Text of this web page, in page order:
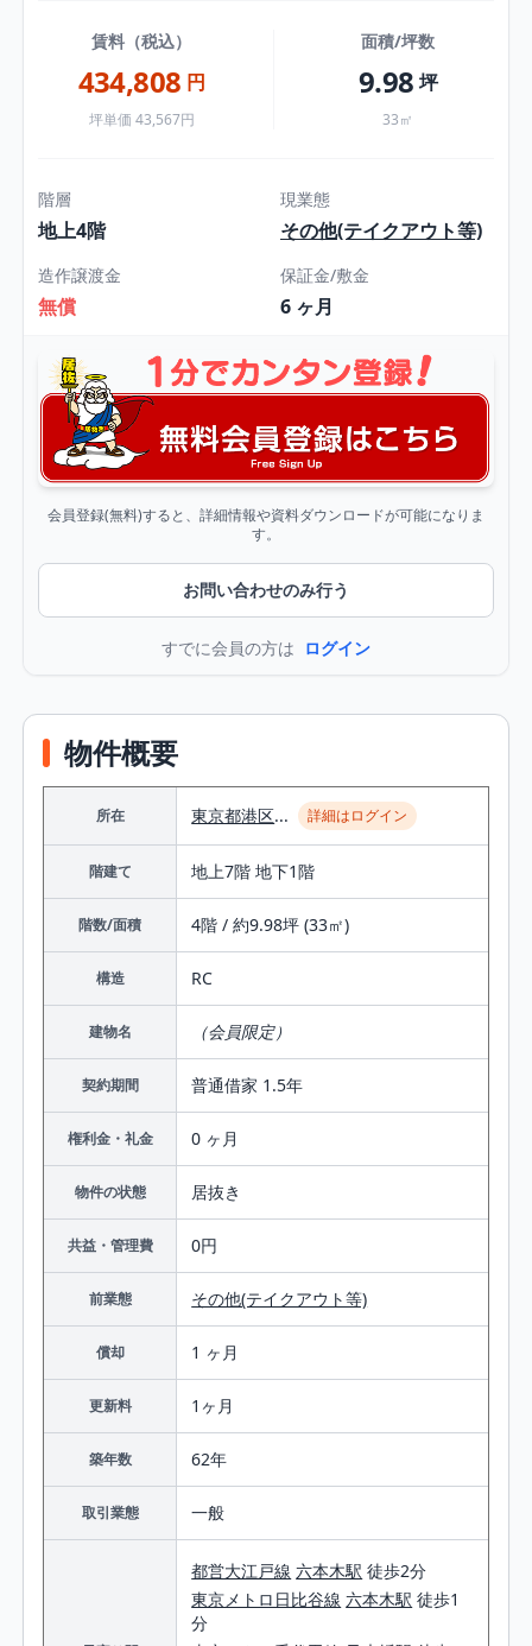
賃料（税込）
434,808 円
坪単価 43,567円
面積/坪数
9.98 坪
33㎡
階層
地上4階
現業態
その他(テイクアウト等)
造作譲渡金
無償
保証金/敷金
6 ヶ月
会員登録(無料)すると、詳細情報や資料ダウンロードが可能になりま
す。
お問い合わせのみ行う
すでに会員の方は ログイン
物件概要
所在 東京都港区... 詳細はログイン
階建て 地上7階 地下1階
階数/面積 4階 / 約9.98坪 (33㎡)
構造 RC
建物名 （会員限定）
契約期間 普通借家 1.5年
権利金・礼金 0 ヶ月
物件の状態 居抜き
共益・管理費 0円
前業態 その他(テイクアウト等)
償却 1 ヶ月
更新料 1ヶ月
築年数 62年
取引業態 一般
都営大江戸線 六本木駅 徒歩2分
東京メトロ日比谷線 六本木駅 徒歩1
分